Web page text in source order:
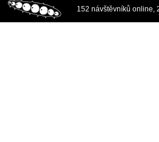
152 návštěvníků online,